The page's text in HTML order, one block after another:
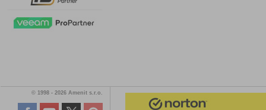
© 1998 - 2026 Amenit s.r.o.